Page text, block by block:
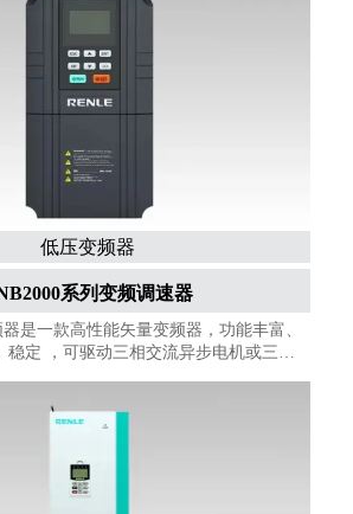
低压变频器
系列变频调速器
是一款高性能矢量变频器，功能丰富、
定 ，可驱动三相交流异步电机或三相
载能力。支持多种I/O扩展板卡、多种PG